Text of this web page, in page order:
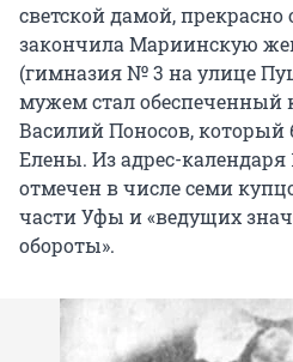
светской дамой, прекрасно
закончила Мариинскую
(гимназия № 3 на улице
мужем стал обеспеченный
Василий Поносов,
Елены. Из адрес-календаря
отмечен в числе семи
части Уфы и «ведущих
обороты».